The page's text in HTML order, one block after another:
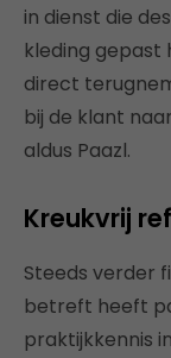
in dienst die
kleding gepast
direct
bij de klant
aldus Paazl.
Kreukvrij
Steeds verder
betreft heeft
praktijkkennis